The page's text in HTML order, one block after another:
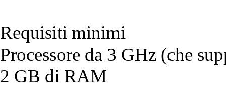
Requisiti minimi
Processore da 3 GHz (che
2 GB di RAM